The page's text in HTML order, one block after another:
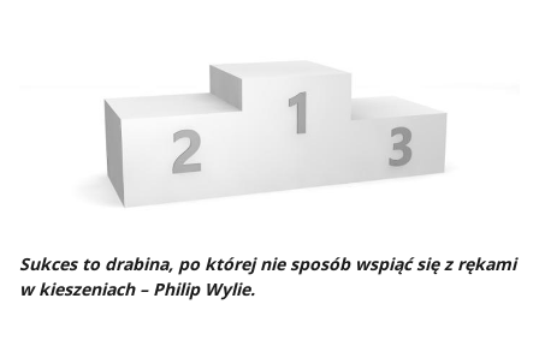
Sukces to drabina, po której nie sposób wspiąć się z rękami
w kieszeniach – Philip Wylie.